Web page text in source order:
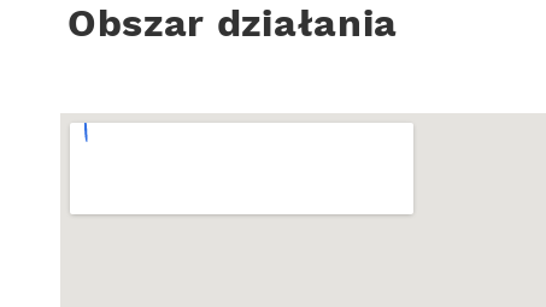
Obszar działania